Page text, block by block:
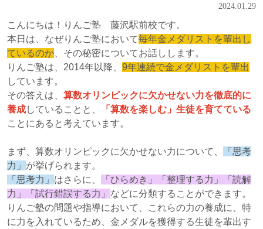
2024.01.29
こんにちは！りんご塾 藤沢駅前校です。
本日は、なぜりんご塾において毎年金メダリストを輩出し
ているのか 、その秘密についてお話しします。
りんご塾は、2014年以降、 9年連続で金メダリストを輩出
しています。
その答えは、 算数オリンピックに欠かせない力を徹底的に
養成していることと、
「算数を楽しむ」生徒を育てている
ことにあると考えています。
まず、算数オリンピックに欠かせない力について、
「思考
力」 が挙げられます。
「思考力」 はさらに、
「ひらめき」「整理する力」「読解
力」「試行錯誤する力」 などに分類することができます。
りんご塾の問題や指導において、これらの力の養成に、特
に力を入れているため、金メダルを獲得する生徒を輩出す